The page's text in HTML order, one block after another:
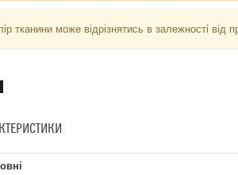
тканини може відрізнятись в залежності